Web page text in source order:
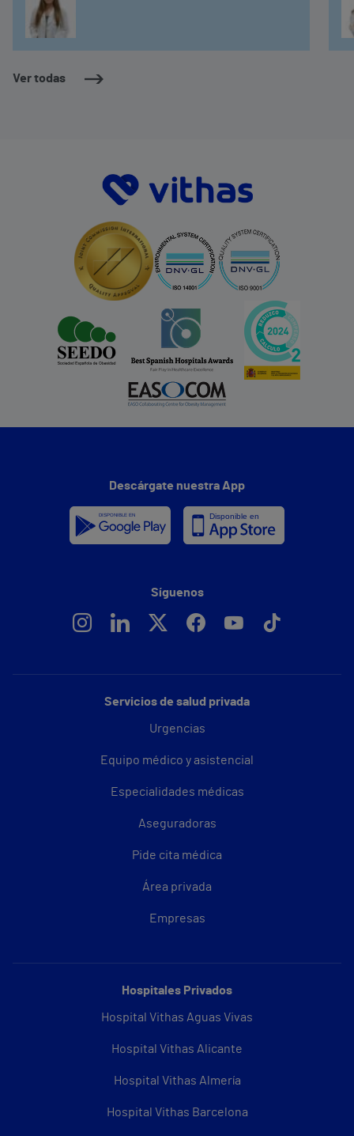
Ver todas
Servicios de salud privada
Urgencias
Equipo médico y asistencial
Especialidades médicas
Aseguradoras
Pide cita médica
Área privada
Empresas
Hospitales Privados
Hospital Vithas Aguas Vivas
Hospital Vithas Alicante
Hospital Vithas Almería
Hospital Vithas Barcelona
Descárgate nuestra App
Síguenos